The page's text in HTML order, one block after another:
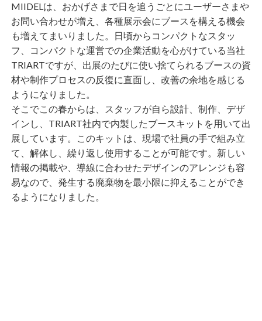
MIIDELは、おかげさまで日を追うごとにユーザーさまや
お問い合わせが増え、各種展示会にブースを構える機会
も増えてまいりました。日頃からコンパクトなスタッ
フ、コンパクトな運営での企業活動を心がけている当社
TRIARTですが、出展のたびに使い捨てられるブースの資
材や制作プロセスの反復に直面し、改善の余地を感じる
ようになりました。
そこでこの春からは、スタッフが自ら設計、制作、デザ
インし、TRIART社内で内製したブースキットを用いて出
展しています。このキットは、現場で社員の手で組み立
て、解体し、繰り返し使用することが可能です。新しい
情報の掲載や、導線に合わせたデザインのアレンジも容
易なので、発生する廃棄物を最小限に抑えることができ
るようになりました。